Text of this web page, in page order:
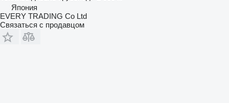
Япония
EVERY TRADING Co Ltd
Связаться с продавцом